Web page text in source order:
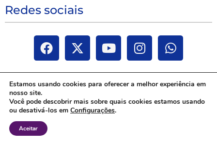
Redes sociais
Janaina Paschoal | Todos os direitos reservados 2025
Estamos usando cookies para oferecer a melhor experiência em
nosso site.
Você pode descobrir mais sobre quais cookies estamos usando
ou desativá-los em Configurações.
Aceitar